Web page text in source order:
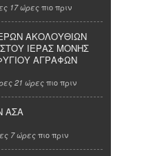
17 ώρες πιο πριν
ΑΚΟΛΟΥΘΙΩΝ
ΙΕΡΑΣ ΜΟΝΗΣ
ΑΓΡΑΦΩΝ
21 ώρες πιο πριν
ΑΣΑ
7 ώρεςπιο πριν